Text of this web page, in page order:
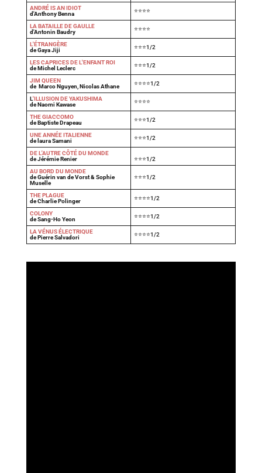
ANDRÉ IS AN IDIOT
d'Anthony Benna
⭐⭐⭐⭐
LA BATAILLE DE GAULLE
d'Antonin Baudry
⭐⭐⭐⭐
L'ÉTRANGÈRE
de Gaya Jiji
⭐⭐⭐1/2
LES CAPRICES DE L'ENFANT ROI
de Michel Leclerc
⭐⭐⭐1/2
JIM QUEEN
de Marco Nguyen, Nicolas Athane
⭐⭐⭐⭐1/2
L'ILLUSION DE YAKUSHIMA
de Naomi Kawase
⭐⭐⭐⭐
THE GIACCOMO
de Baptiste Drapeau
⭐⭐⭐1/2
UNE ANNÉE ITALIENNE
de laura Samani
⭐⭐⭐1/2
DE L'AUTRE CÔTÉ DU MONDE
de Jérémie Renier
⭐⭐⭐1/2
AU BORD DU MONDE
de Guérin van de Vorst & Sophie
Muselle
⭐⭐⭐1/2
THE PLAGUE
de Charlie Polinger
⭐⭐⭐⭐1/2
COLONY
de Sang-Ho Yeon
⭐⭐⭐⭐1/2
LA VÉNUS ÉLECTRIQUE
de Pierre Salvadori
⭐⭐⭐⭐1/2